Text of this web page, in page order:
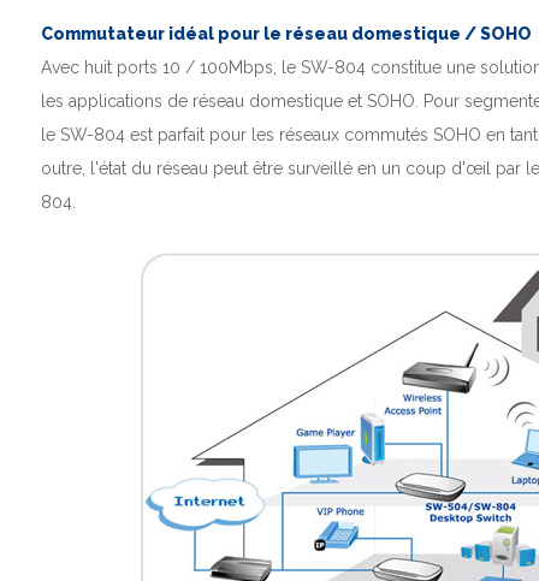
Commutateur idéal pour le réseau domestique / SOHO
Avec huit ports 10 / 100Mbps, le SW-804 constitue une
les applications de réseau domestique et SOHO.
Pour
le SW-804 est parfait pour les réseaux commutés SOHO en
outre, l'état du réseau peut être surveillé en un coup d'œil par
804.